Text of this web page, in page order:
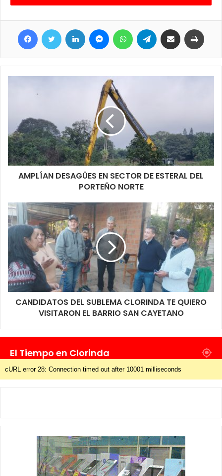
del escurrimiento de las aguas y además hay otras tareas de
desagües que se estarán concluyendo durante esta semana,
también en busca de mejorar el escurrimiento de las aguas
producto de precipitaciones.
AMPLÍAN DESAGÜES EN SECTOR DE ESTERAL DEL
PORTEÑO NORTE
CANDIDATOS DEL SUBLEMA CLORINDA TE QUIERO
VISITARON EL BARRIO SAN CAYETANO
El Tiempo en Clorinda
cURL error 28: Connection timed out after 10001 milliseconds